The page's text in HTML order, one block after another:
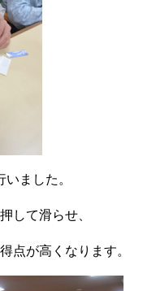
ました。
して滑らせ、
点が高くなります。